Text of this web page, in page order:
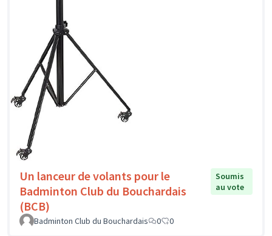
Un lanceur de volants pour le
Badminton Club du Bouchardais
(BCB)
Soumis
au vote
Badminton Club du Bouchardais 0 0